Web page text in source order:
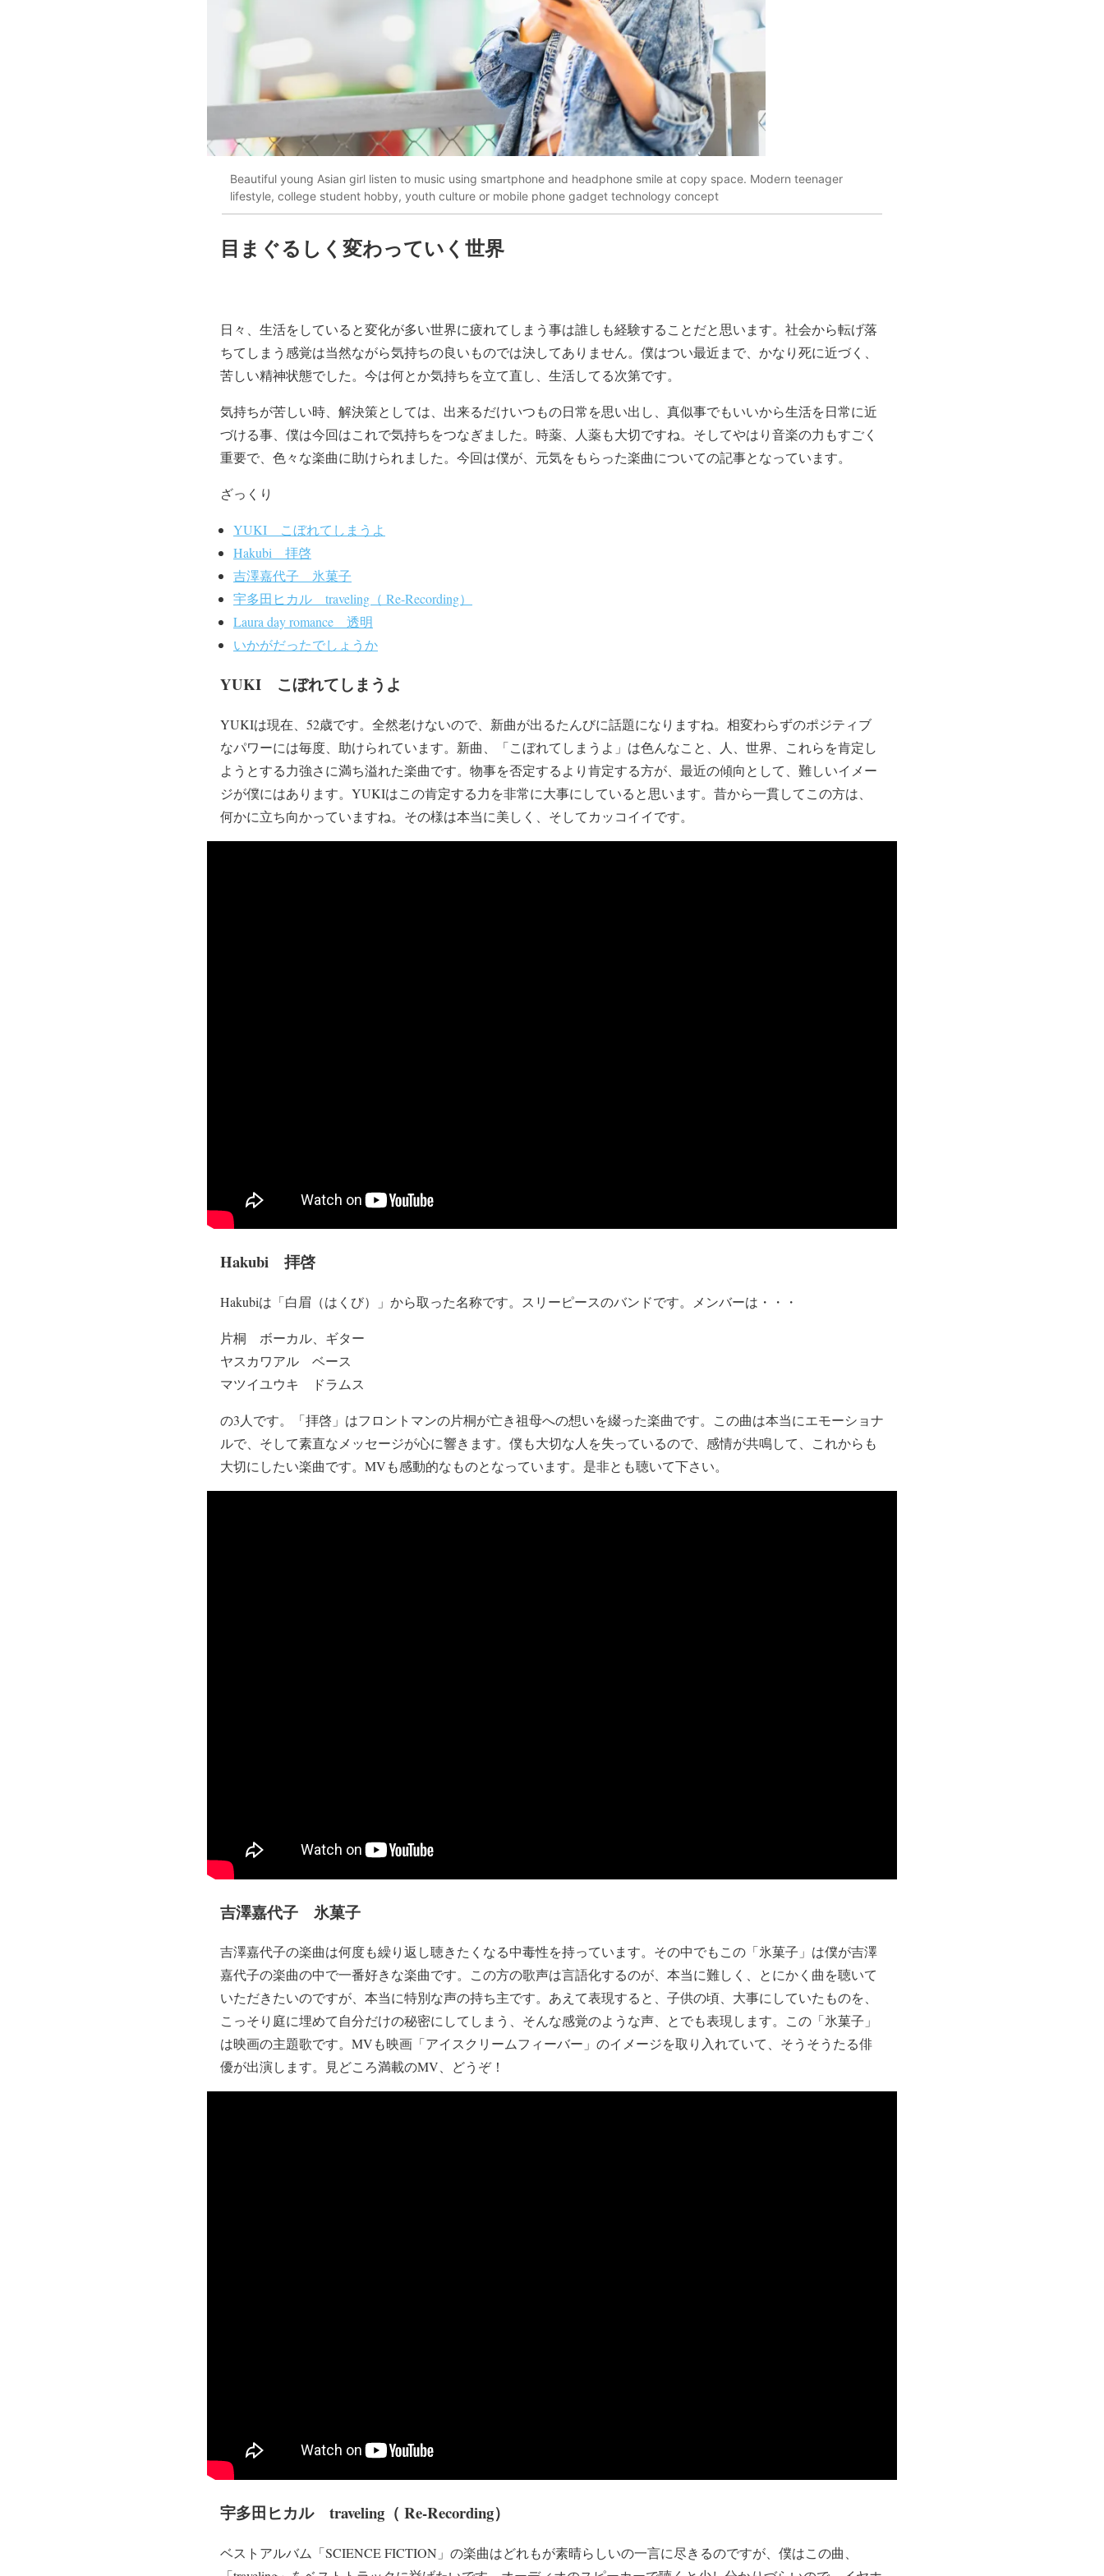
Beautiful young Asian girl listen to music using smartphone and headphone smile at copy space. Modern teenager
lifestyle, college student hobby, youth culture or mobile phone gadget technology concept
目まぐるしく変わっていく世界
日々、生活をしていると変化が多い世界に疲れてしまう事は誰しも経験することだと思います。社会から転げ落
ちてしまう感覚は当然ながら気持ちの良いものでは決してありません。僕はつい最近まで、かなり死に近づく、
苦しい精神状態でした。今は何とか気持ちを立て直し、生活してる次第です。
気持ちが苦しい時、解決策としては、出来るだけいつもの日常を思い出し、真似事でもいいから生活を日常に近
づける事、僕は今回はこれで気持ちをつなぎました。時薬、人薬も大切ですね。そしてやはり音楽の力もすごく
重要で、色々な楽曲に助けられました。今回は僕が、元気をもらった楽曲についての記事となっています。
ざっくり
YUKI こぼれてしまうよ
Hakubi 拝啓
吉澤嘉代子 氷菓子
宇多田ヒカル traveling（ Re-Recording）
Laura day romance 透明
いかがだったでしょうか
YUKI こぼれてしまうよ
YUKIは現在、52歳です。全然老けないので、新曲が出るたんびに話題になりますね。相変わらずのポジティブ
なパワーには毎度、助けられています。新曲、「こぼれてしまうよ」は色んなこと、人、世界、これらを肯定し
ようとする力強さに満ち溢れた楽曲です。物事を否定するより肯定する方が、最近の傾向として、難しいイメー
ジが僕にはあります。YUKIはこの肯定する力を非常に大事にしていると思います。昔から一貫してこの方は、
何かに立ち向かっていますね。その様は本当に美しく、そしてカッコイイです。
Hakubi 拝啓
Hakubiは「白眉（はくび）」から取った名称です。スリーピースのバンドです。メンバーは・・・
片桐 ボーカル、ギター
ヤスカワアル ベース
マツイユウキ ドラムス
の3人です。「拝啓」はフロントマンの片桐が亡き祖母への想いを綴った楽曲です。この曲は本当にエモーショナ
ルで、そして素直なメッセージが心に響きます。僕も大切な人を失っているので、感情が共鳴して、これからも
大切にしたい楽曲です。MVも感動的なものとなっています。是非とも聴いて下さい。
吉澤嘉代子 氷菓子
吉澤嘉代子の楽曲は何度も繰り返し聴きたくなる中毒性を持っています。その中でもこの「氷菓子」は僕が吉澤
嘉代子の楽曲の中で一番好きな楽曲です。この方の歌声は言語化するのが、本当に難しく、とにかく曲を聴いて
いただきたいのですが、本当に特別な声の持ち主です。あえて表現すると、子供の頃、大事にしていたものを、
こっそり庭に埋めて自分だけの秘密にしてしまう、そんな感覚のような声、とでも表現します。この「氷菓子」
は映画の主題歌です。MVも映画「アイスクリームフィーバー」のイメージを取り入れていて、そうそうたる俳
優が出演します。見どころ満載のMV、どうぞ！
宇多田ヒカル traveling（ Re-Recording）
ベストアルバム「SCIENCE FICTION」の楽曲はどれもが素晴らしいの一言に尽きるのですが、僕はこの曲、